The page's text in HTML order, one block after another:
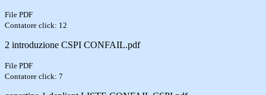
File PDF
Contatore click: 12
2 introduzione CSPI CONFAIL.pdf
File PDF
Contatore click: 7